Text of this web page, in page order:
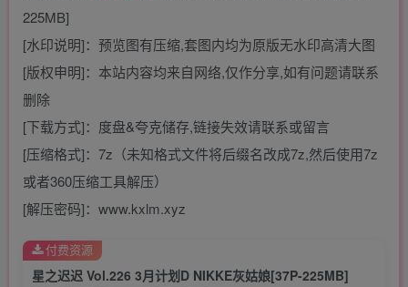
225MB]
[水印说明]：预览图有压缩,套图内均为原版无水印高清大图
[版权申明]：本站内容均来自网络,仅作分享,如有问题请联系
删除
[下载方式]：度盘&夸克储存,链接失效请联系或留言
[压缩格式]：7z（未知格式文件将后缀名改成7z,然后使用7z
或者360压缩工具解压）
[解压密码]：www.kxlm.xyz
星之迟迟 Vol.226 3月计划D NIKKE灰姑娘[37P-225MB]
付费资源